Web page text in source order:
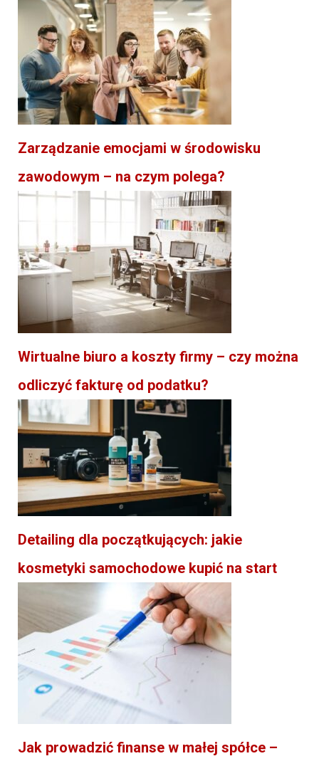
Zarządzanie emocjami w środowisku
zawodowym – na czym polega?
Wirtualne biuro a koszty firmy – czy można
odliczyć fakturę od podatku?
Detailing dla początkujących: jakie
kosmetyki samochodowe kupić na start
Jak prowadzić finanse w małej spółce –